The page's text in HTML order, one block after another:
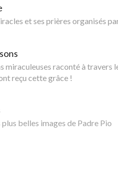
et ses prières organisés
miraculeuses raconté à travers
reçu cette grâce !
belles images de Padre Pio